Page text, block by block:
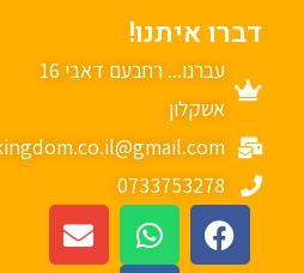
דברו איתנו!
עברנו... רחבעם דאבי 16
אשקלון
mykingdom.co.il@gmail.com
0733753278